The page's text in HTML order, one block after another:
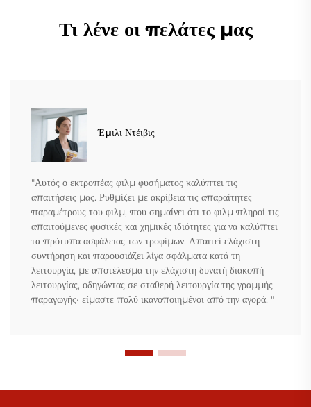
Τι λένε οι πελάτες μας
Έμιλι Ντέιβις
"Αυτός ο εκτροπέας φιλμ φυσήματος καλύπτει τις
απαιτήσεις μας. Ρυθμίζει με ακρίβεια τις απαραίτητες
παραμέτρους του φιλμ, που σημαίνει ότι το φιλμ πληροί τις
απαιτούμενες φυσικές και χημικές ιδιότητες για να καλύπτει
τα πρότυπα ασφάλειας των τροφίμων. Απαιτεί ελάχιστη
συντήρηση και παρουσιάζει λίγα σφάλματα κατά τη
λειτουργία, με αποτέλεσμα την ελάχιστη δυνατή διακοπή
λειτουργίας, οδηγώντας σε σταθερή λειτουργία της γραμμής
παραγωγής· είμαστε πολύ ικανοποιημένοι από την αγορά. "